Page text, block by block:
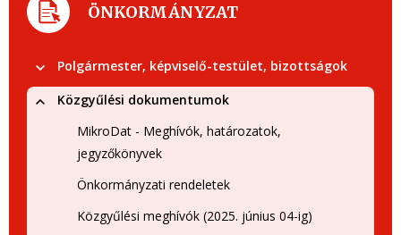
ÖNKORMÁNYZAT
Polgármester, képviselő-testület, bizottságok
Közgyűlési dokumentumok
MikroDat - Meghívók, határozatok,
jegyzőkönyvek
Önkormányzati rendeletek
Közgyűlési meghívók (2025. június 04-ig)